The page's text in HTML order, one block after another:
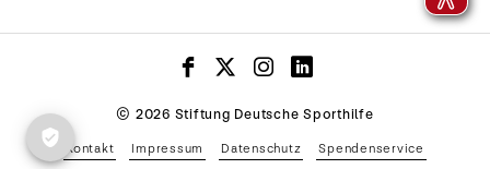
© 2026 Stiftung Deutsche Sporthilfe
Kontakt Impressum Datenschutz Spendenservice